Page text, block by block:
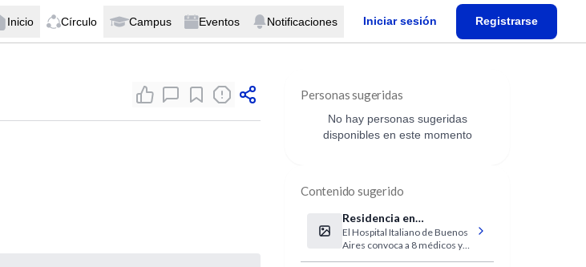
Inicio Círculo Campus Eventos Notificaciones Iniciar sesión Registrarse
Personas sugeridas
No hay personas sugeridas
disponibles en este momento
Contenido sugerido
Residencia en
Informática en Salud
2017
El Hospital Italiano de Buenos
Aires convoca a 8 médicos y